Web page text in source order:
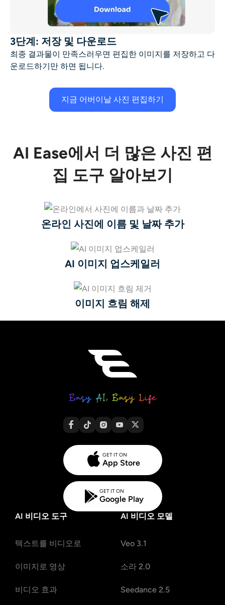
3단계: 저장 및 다운로드
최종 결과물이 만족스러우면 편집한 이미지를 저장하고 다
운로드하기만 하면 됩니다.
지금 어버이날 사진 편집하기
AI Ease에서 더 많은 사진 편
집 도구 알아보기
온라인 사진에 이름 및 날짜 추가
AI 이미지 업스케일러
이미지 흐림 해제
GET IT ON
App Store
GET IT ON
Google Play
AI 비디오 도구
텍스트를 비디오로
이미지로 영상
비디오 효과
AI 비디오 모델
Veo 3.1
소라 2.0
Seedance 2.5